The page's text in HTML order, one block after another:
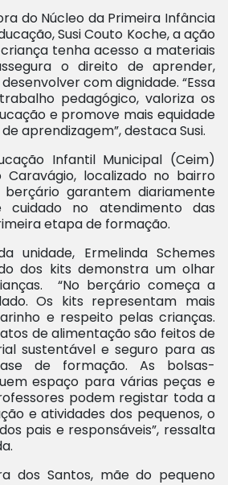
do Núcleo da Primeira Infância
Susi Couto Koche, a ação
tenha acesso a materiais
o direito de aprender,
com dignidade. “Essa
pedagógico, valoriza os
e promove mais equidade
aprendizagem”, destaca Susi.
Infantil Municipal (Ceim)
Caravágio, localizado no bairro
berçário garantem diariamente
cuidado no atendimento das
etapa de formação.
unidade, Ermelinda Schemes
dos kits demonstra um olhar
“No berçário começa a
Os kits representam mais
e respeito pelas crianças.
de alimentação são feitos de
sustentável e seguro para as
de formação. As bolsas-
espaço para várias peças e
podem registar toda a
e atividades dos pequenos, o
pais e responsáveis”, ressalta
dos Santos, mãe do pequeno